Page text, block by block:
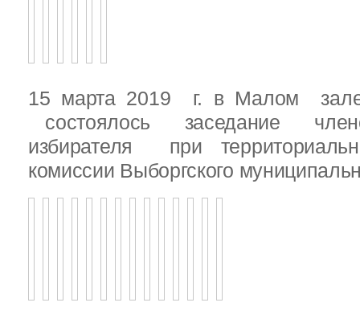
15 марта 2019 г. в Малом
состоялось заседание
избирателя при
комиссии Выборгского